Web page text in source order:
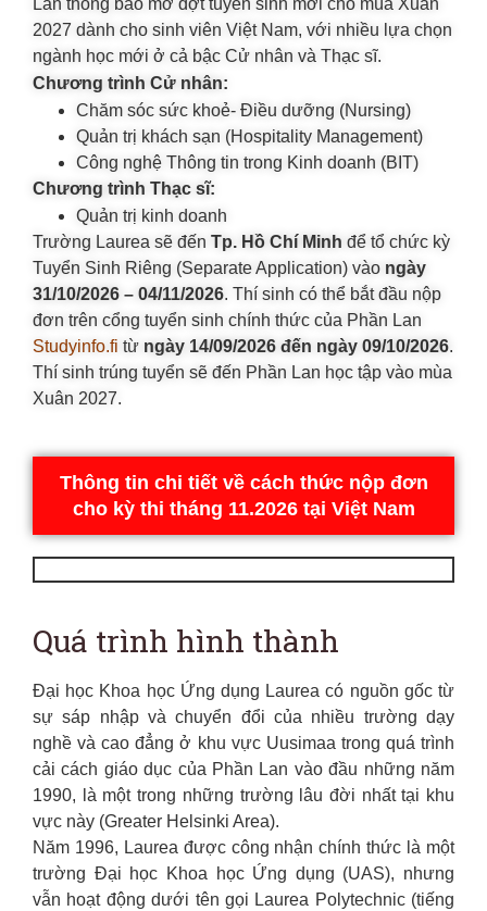
Lan thông báo mở đợt tuyển sinh mới cho mùa Xuân
2027 dành cho sinh viên Việt Nam, với nhiều lựa chọn
ngành học mới ở cả bậc Cử nhân và Thạc sĩ.
Chương trình Cử nhân:
Chăm sóc sức khoẻ- Điều dưỡng (Nursing)
Quản trị khách sạn (Hospitality Management)
Công nghệ Thông tin trong Kinh doanh (BIT)
Chương trình Thạc sĩ:
Quản trị kinh doanh
Trường Laurea sẽ đến Tp. Hồ Chí Minh để tổ chức kỳ
Tuyển Sinh Riêng (Separate Application) vào ngày
31/10/2026 – 04/11/2026. Thí sinh có thể bắt đầu nộp
đơn trên cổng tuyển sinh chính thức của Phần Lan
Studyinfo.fi từ ngày 14/09/2026 đến ngày 09/10/2026.
Thí sinh trúng tuyển sẽ đến Phần Lan học tập vào mùa
Xuân 2027.
Thông tin chi tiết về cách thức nộp đơn
cho kỳ thi tháng 11.2026 tại Việt Nam
Quá trình hình thành
Đại học Khoa học Ứng dụng Laurea có nguồn gốc từ
sự sáp nhập và chuyển đổi của nhiều trường dạy
nghề và cao đẳng ở khu vực Uusimaa trong quá trình
cải cách giáo dục của Phần Lan vào đầu những năm
1990, là một trong những trường lâu đời nhất tại khu
vực này (Greater Helsinki Area).
Năm 1996, Laurea được công nhận chính thức là một
trường Đại học Khoa học Ứng dụng (UAS), nhưng
vẫn hoạt động dưới tên gọi Laurea Polytechnic (tiếng